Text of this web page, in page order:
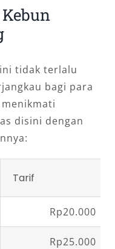
tidak terlalu
bagi para
disini dengan
Tarif
Rp20.000
Rp25.000